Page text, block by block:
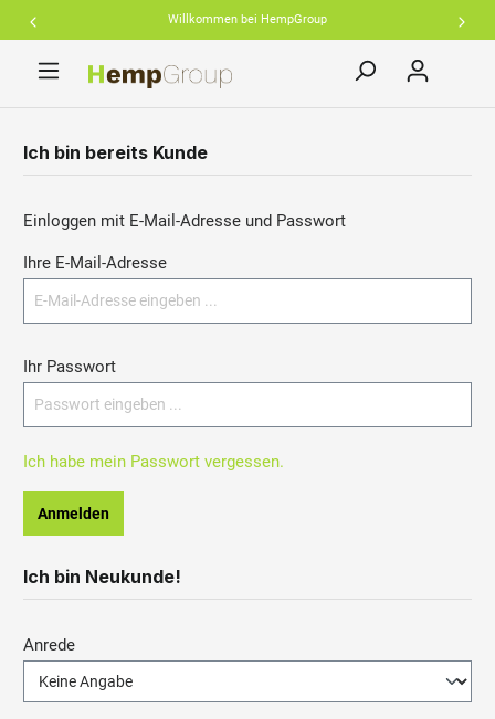
Willkommen bei HempGroup
springen
Ich bin bereits Kunde
Einloggen mit E-Mail-Adresse und Passwort
Ihre E-Mail-Adresse
Ihr Passwort
Ich habe mein Passwort vergessen.
Anmelden
Ich bin Neukunde!
Persönliche Informationen
Anrede